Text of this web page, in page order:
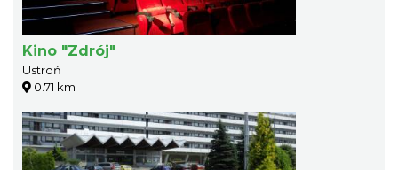
Kino "Zdrój"
Ustroń
0.71 km